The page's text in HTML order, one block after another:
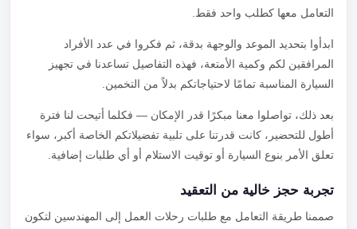
التعامل معها كطلب واحد فقط.
ابدأوا بتحديد الموعد والوجهة بدقة، ثم فكروا في عدد الأفراد
المرافقين لكم وكمية الأمتعة، فهذه التفاصيل تساعدنا في تجهيز
السيارة المناسبة تمامًا لاحتياجاتكم بدلاً من التخمين.
بعد ذلك، تواصلوا معنا مبكرًا قدر الإمكان — فكلما أتيحت لنا فترة
أطول للتحضير، كانت قدرتنا على تلبية تفضيلاتكم الخاصة أكبر، سواء
تعلق الأمر بنوع السيارة أو توقيت الاستلام أو أي طلبات إضافية.
تجربة حجز خالية من التعقيد
صممنا طريقة التعامل مع طلبات رحلات العمل إلى المهندسين لتكون